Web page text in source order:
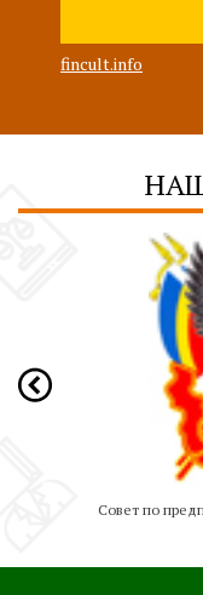
fincult.info
Совет по